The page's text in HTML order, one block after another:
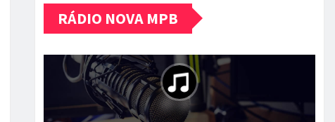
RÁDIO NOVA MPB